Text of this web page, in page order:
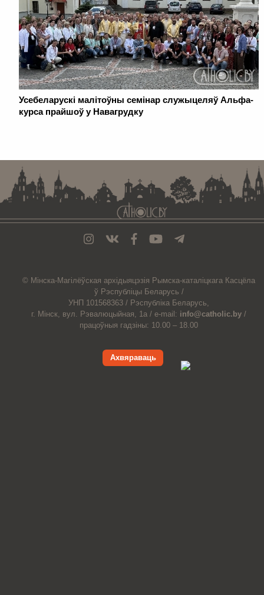
Усебеларускі малітоўны семінар служыцеляў Альфа-
курса прайшоў у Навагрудку
© Мiнска-Магiлёўская архiдыяцэзiя Рымска-каталіцкага Касцёла
ў Рэспубліцы Беларусь /
УНП 101568363 / Рэспубліка Беларусь,
г. Мінск, вул. Рэвалюцыйная, 1а / e-mail: info@catholic.by /
працоўныя гадзіны: 10.00 – 18.00
Ахвяраваць